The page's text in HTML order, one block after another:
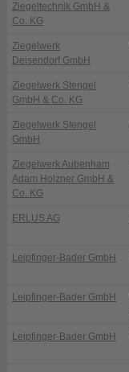
Ziegeltechnik GmbH &
Co. KG
Ziegelwerk
Deisendorf GmbH
Ziegelwerk Stengel
GmbH & Co. KG
Ziegelwerk Stengel
GmbH
Ziegelwerk Aubenham
Adam Holzner GmbH &
Co. KG
ERLUS AG
Leipfinger-Bader GmbH
Leipfinger-Bader GmbH
Leipfinger-Bader GmbH